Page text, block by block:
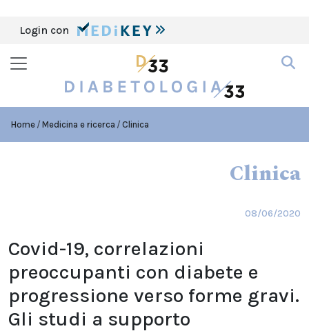
Login con
Home Medicina e ricerca Clinica
Clinica
08/06/2020
Covid-19, correlazioni
preoccupanti con diabete e
progressione verso forme gravi.
Gli studi a supporto